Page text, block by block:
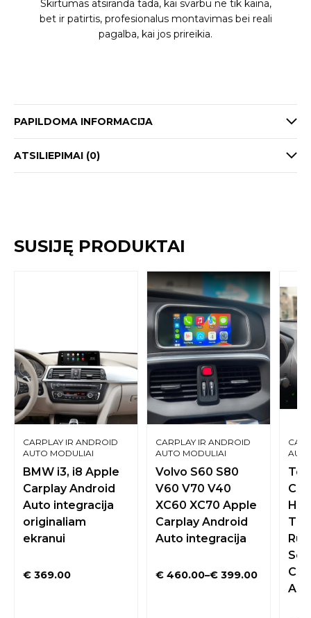
Skirtumas atsiranda tada, kai svarbu ne tik kaina,
bet ir patirtis, profesionalus montavimas bei reali
pagalba, kai jos prireikia.
PAPILDOMA INFORMACIJA
ATSILIEPIMAI (0)
SUSIJĘ PRODUKTAI
CARPLAY IR ANDROID
AUTO MODULIAI
BMW i3, i8 Apple
Carplay Android
Auto integracija
originaliam
ekranui
€ 369.00
CARPLAY IR ANDROID
AUTO MODULIAI
Volvo S60 S80
V60 V70 V40
XC60 XC70 Apple
Carplay Android
Auto integracija
€399.00
–
€460.00